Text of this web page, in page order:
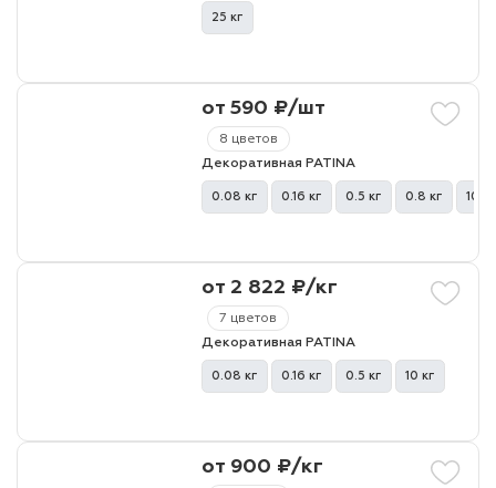
25 кг
8 цветов
от 590 ₽/шт
Декоративная PATINA
0.08 кг 0.16 кг 0.5 кг 0.8 кг 10 кг
7 цветов
от 2 822 ₽/кг
Декоративная PATINA
0.08 кг 0.16 кг 0.5 кг 10 кг
от 900 ₽/кг